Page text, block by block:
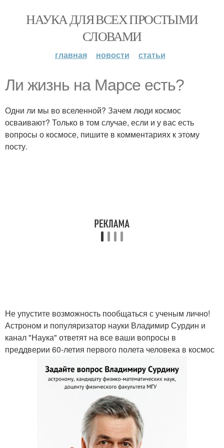
НАУКА ДЛЯ ВСЕХ ПРОСТЫМИ
СЛОВАМИ
главная новости статьи
Ли жизнь на Марсе есть?
Одни ли мы во вселенной? Зачем люди космос
осваивают? Только в том случае, если и у вас есть
вопросы о космосе, пишите в комментариях к этому
посту.
Не упустите возможность пообщаться с ученым лично!
Астроном и популяризатор науки Владимир Сурдин и
канал "Наука" ответят на все ваши вопросы в
преддверии 60-летия первого полета человека в космос